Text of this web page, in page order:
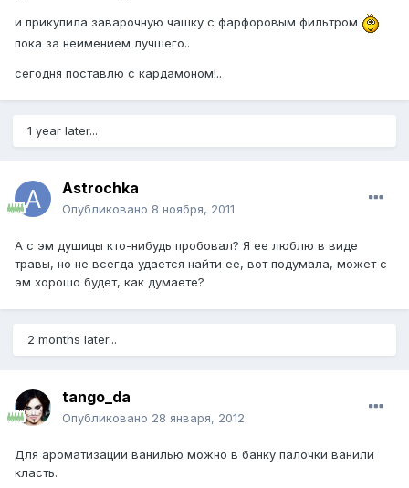
и прикупила заварочную чашку с фарфоровым фильтром
пока за неимением лучшего..
сегодня поставлю с кардамоном!..
1 year later...
Astrochka
Опубликовано 8 ноября, 2011
А с эм душицы кто-нибудь пробовал? Я ее люблю в виде
травы, но не всегда удается найти ее, вот подумала, может с
эм хорошо будет, как думаете?
2 months later...
tango_da
Опубликовано 28 января, 2012
Для ароматизации ванилью можно в банку палочки ванили
класть.